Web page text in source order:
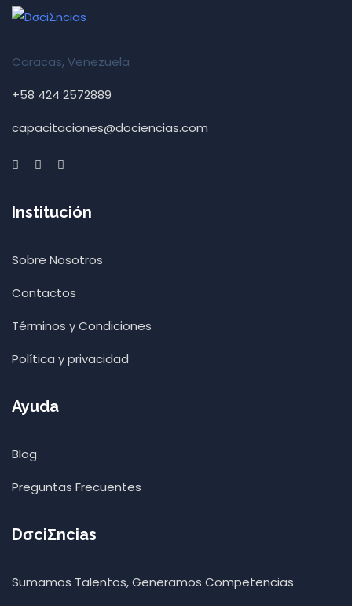
Caracas, Venezuela
+58 424 2572889
capacitaciones@dociencias.com
Institución
Sobre Nosotros
Contactos
Términos y Condiciones
Política y privacidad
Ayuda
Blog
Preguntas Frecuentes
DσciΣncias
Sumamos Talentos, Generamos Competencias